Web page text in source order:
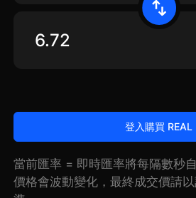
登入購買 REAL
當前匯率 = 即時匯率將每隔數秒
價格會波動變化，最終成交價請